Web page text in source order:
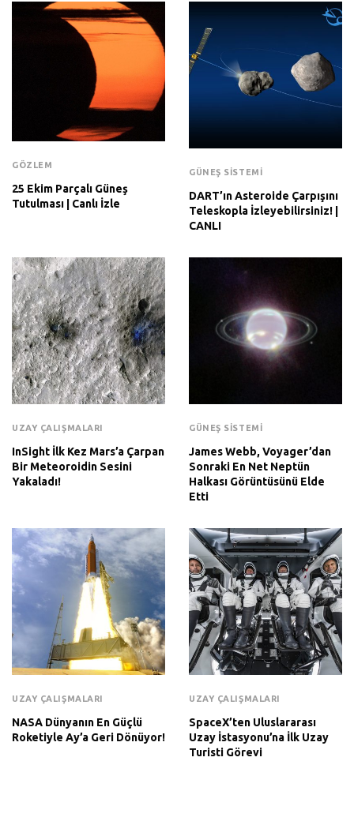
GÖZLEM
25 Ekim Parçalı Güneş
Tutulması | Canlı İzle
GÜNEŞ SISTEMI
DART’ın Asteroide Çarpışını
Teleskopla İzleyebilirsiniz! |
CANLI
UZAY ÇALIŞMALARI
InSight İlk Kez Mars’a Çarpan
Bir Meteoroidin Sesini
Yakaladı!
GÜNEŞ SISTEMI
James Webb, Voyager’dan
Sonraki En Net Neptün
Halkası Görüntüsünü Elde
Etti
UZAY ÇALIŞMALARI
NASA Dünyanın En Güçlü
Roketiyle Ay’a Geri Dönüyor!
UZAY ÇALIŞMALARI
SpaceX’ten Uluslararası
Uzay İstasyonu’na İlk Uzay
Turisti Görevi